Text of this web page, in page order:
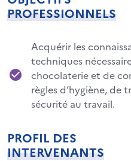
PROFESSIONNELS
Acquérir les
techniques
chocolaterie et de
règles d’hygiène, de
sécurité au travail.
PROFIL DES
INTERVENANTS